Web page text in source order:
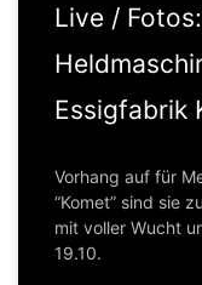
Live /
Essigfabrik
Vorhang auf für
“Komet” sind sie
mit voller Wucht
19.10.